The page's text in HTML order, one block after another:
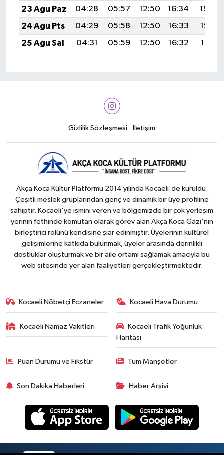
23 Ağu Paz
04:28 05:57 12:50 16:34
19:34
24 Ağu Pts
04:29 05:58 12:50 16:33
19:33
25 Ağu Sal
04:31 05:59 12:50 16:32 19:31
Gizlilik Sözleşmesi İletişim
Akça Koca Kültür Platformu 2014 yılında Kocaeli'de kuruldu.
Çeşitli meslek gruplarından genç ve dinamik bir üye profiline
sahiptir. Kocaeli'ye ismini veren ve bölgemizde bir çok yerleşim
yerinin fethinde komutan olarak görev alan Akça Koca Gazi'nin
birleştirici rolünü kendisine şiar edinmiştir. Üyelerinin kültürel
gelişimlerine katkıda bulunmak, üyeler arasında derinlikli
dostluklar oluşturmak ve bir aile ortamı sağlamak amacıyla bu
web sitesinde yer alan faaliyetleri gerçekleştirmektedir.
Kocaeli Nöbetçi Eczaneler Kocaeli Hava Durumu
Kocaeli Namaz Vakitleri
Kocaeli Trafik Yoğunluk
Haritası
Puan Durumu ve Fikstür Tüm Manşetler
Son Dakika Haberleri Haber Arşivi